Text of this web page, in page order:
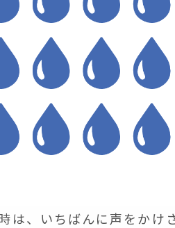
は、いちばんに声をかけ